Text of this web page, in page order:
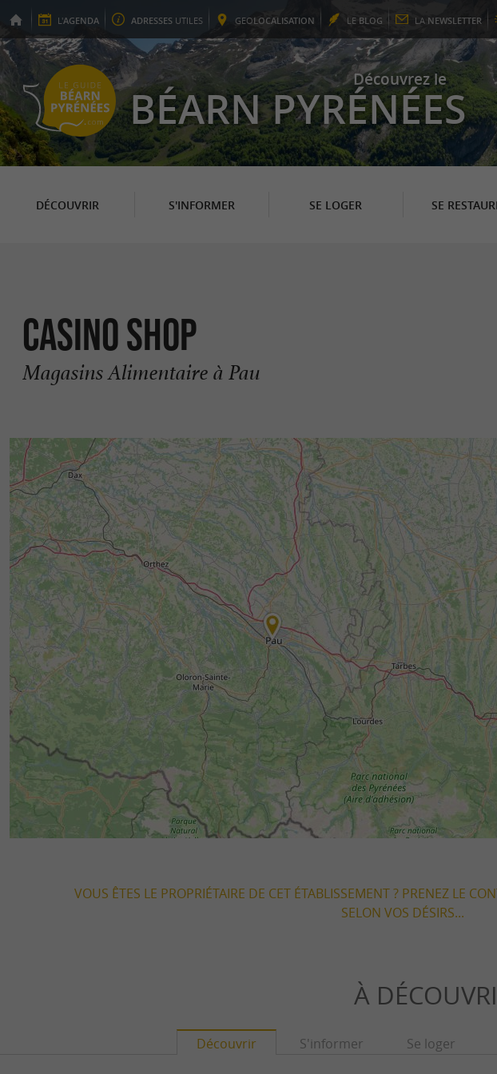
L'AGENDA ADRESSES UTILES GEOLOCALISATION LE BLOG LA NEWSLETTER
Découvrez le
BÉARN PYRÉNÉES
DÉCOUVRIR S'INFORMER SE LOGER SE
Casino Shop
Magasins Alimentaire à Pau
VOUS ÊTES LE PROPRIÉTAIRE DE CET ÉTABLISSEMENT ? PRENEZ LE
SELON VOS DÉSIRS...
À
Découvrir S'informer Se loger